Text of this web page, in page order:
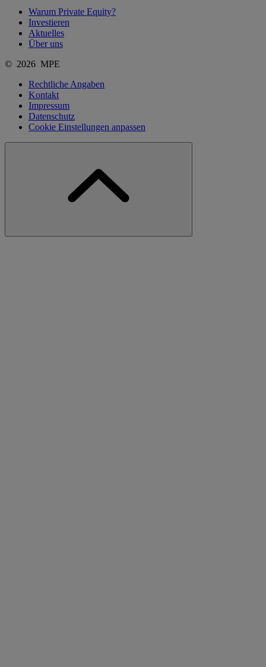
Warum Private Equity?
Investieren
Aktuelles
Über uns
© 2026 MPE
Rechtliche Angaben
Kontakt
Impressum
Datenschutz
Cookie Einstellungen anpassen